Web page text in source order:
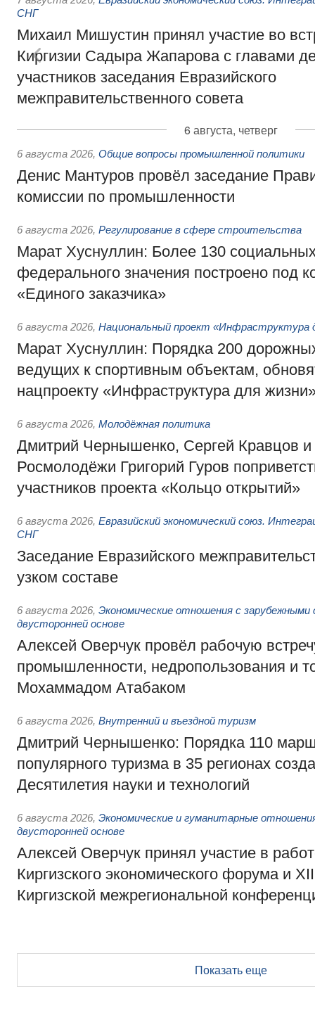
СНГ
Михаил Мишустин принял участие во
Киргизии Садыра Жапарова с главами
участников заседания Евразийского
межправительственного совета
6 августа, четверг
6 августа 2026, Общие вопросы промышленной политики
Денис Мантуров провёл заседание
комиссии по промышленности
6 августа 2026, Регулирование в сфере строительства
Марат Хуснуллин: Более 130
федерального значения построено под
«Единого заказчика»
6 августа 2026, Национальный проект «Инфраструктура
Марат Хуснуллин: Порядка 200
ведущих к спортивным объектам,
нацпроекту «Инфраструктура для
6 августа 2026, Молодёжная политика
Дмитрий Чернышенко, Сергей Кравцов и
Росмолодёжи Григорий Гуров
участников проекта «Кольцо открытий»
6 августа 2026, Евразийский экономический союз.
СНГ
Заседание Евразийского
узком составе
6 августа 2026, Экономические отношения с
двусторонней основе
Алексей Оверчук провёл рабочую
промышленности, недропользования и
Мохаммадом Атабаком
6 августа 2026, Внутренний и въездной туризм
Дмитрий Чернышенко: Порядка 110
популярного туризма в 35 регионах
Десятилетия науки и технологий
6 августа 2026, Экономические и гуманитарные
двусторонней основе
Алексей Оверчук принял участие в
Киргизского экономического форума и
Киргизской межрегиональной
Показать еще